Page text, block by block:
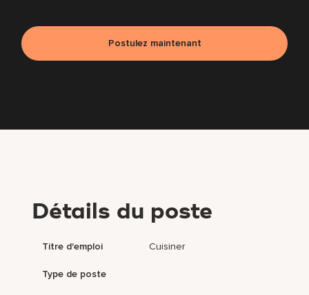
Postulez maintenant
Détails du poste
Titre d'emploi Cuisiner
Type de poste